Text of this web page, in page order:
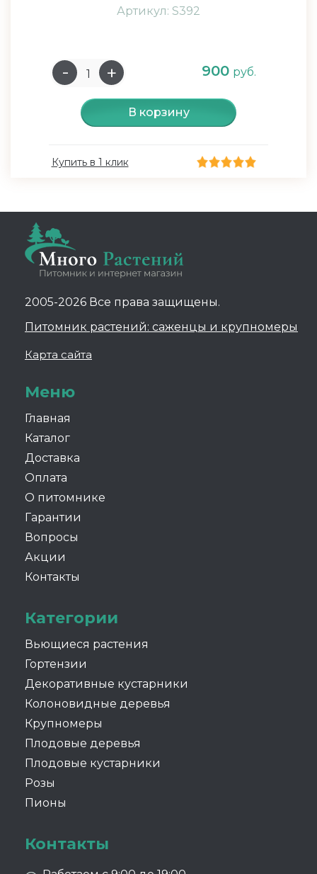
Артикул: S392
900 руб.
В корзину
Купить в 1 клик
2005-2026 Все права защищены.
Питомник растений: саженцы и крупномеры
Карта сайта
Меню
Главная
Каталог
Доставка
Оплата
О питомнике
Гарантии
Вопросы
Акции
Контакты
Категории
Вьющиеся растения
Гортензии
Декоративные кустарники
Колоновидные деревья
Крупномеры
Плодовые деревья
Плодовые кустарники
Розы
Пионы
Контакты